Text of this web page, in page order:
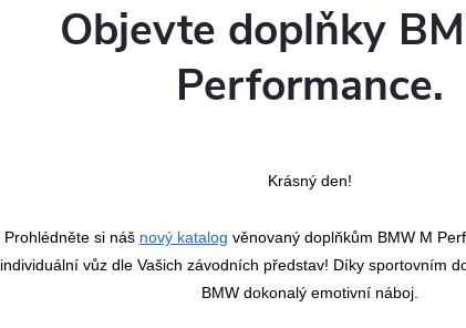
Objevte doplňky
Performance.
Krásný den!
Prohlédněte si náš nový katalog věnovaný doplňkům BMW M
individuální vůz dle Vašich závodních představ! Díky sportovním
BMW dokonalý emotivní náboj.